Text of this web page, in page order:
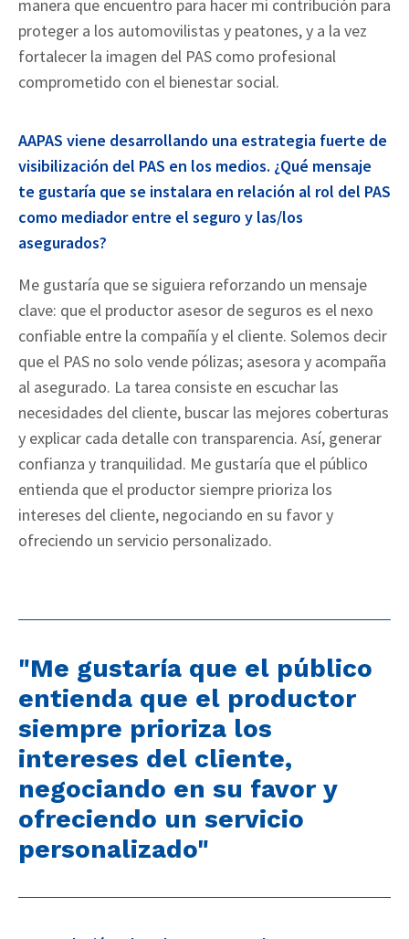
manera que encuentro para hacer mi contribución para
proteger a los automovilistas y peatones, y a la vez
fortalecer la imagen del PAS como profesional
comprometido con el bienestar social.
AAPAS viene desarrollando una estrategia fuerte de
visibilización del PAS en los medios. ¿Qué mensaje
te gustaría que se instalara en relación al rol del PAS
como mediador entre el seguro y las/los
asegurados?
Me gustaría que se siguiera reforzando un mensaje
clave: que el productor asesor de seguros es el nexo
confiable entre la compañía y el cliente. Solemos decir
que el PAS no solo vende pólizas; asesora y acompaña
al asegurado. La tarea consiste en escuchar las
necesidades del cliente, buscar las mejores coberturas
y explicar cada detalle con transparencia. Así, generar
confianza y tranquilidad. Me gustaría que el público
entienda que el productor siempre prioriza los
intereses del cliente, negociando en su favor y
ofreciendo un servicio personalizado.
"Me gustaría que el público
entienda que el productor
siempre prioriza los
intereses del cliente,
negociando en su favor y
ofreciendo un servicio
personalizado"